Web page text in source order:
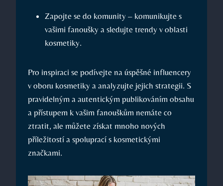
Zapojte se do komunity – komunikujte s
vašimi fanoušky a sledujte trendy v oblasti
kosmetiky.
Pro inspiraci se podívejte na úspěšné influencery
v oboru kosmetiky a analyzujte jejich strategii. S
pravidelným a autentickým publikováním obsahu
a přístupem k vašim fanouškům nemáte co
ztratit, ale můžete získat mnoho nových
příležitostí a spoluprací s kosmetickými
značkami.